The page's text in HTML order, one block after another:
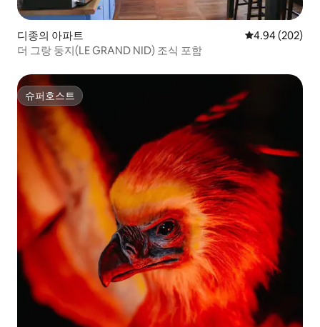
디종의 아파트 평점 4.94점(5
4.94 (202)
더 그랑 둥지(LE GRAND NID) 조식 포함
슈퍼호스트
슈퍼호스트